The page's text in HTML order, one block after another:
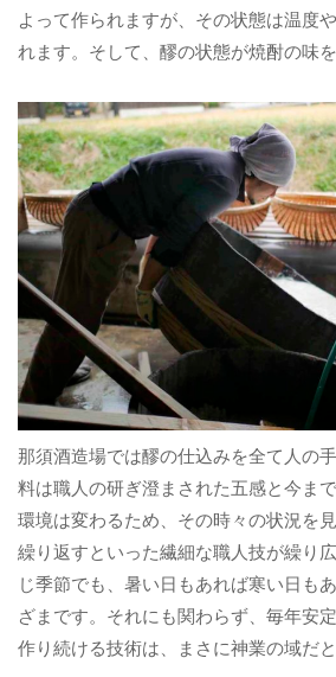
よって作られますが、その状態は温度
れます。そして、醪の状態が焼酎の味を
那須酒造場では醪の仕込みを全て人の
料は職人の研ぎ澄まされた五感と今ま
環境は変わるため、その時々の状況を
繰り返すといった繊細な職人技が繰り
じ季節でも、暑い日もあれば寒い日も
ざまです。それにも関わらず、毎年安
作り続ける技術は、まさに神業の域だ